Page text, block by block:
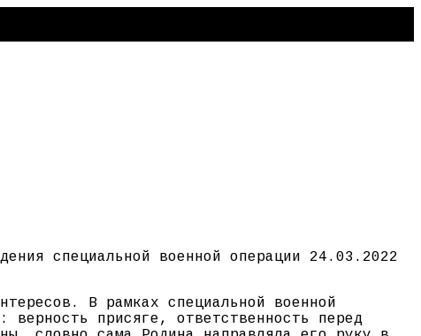
специальной военной операции 24.03.2022
В рамках специальной военной
верность присяге, ответственность перед